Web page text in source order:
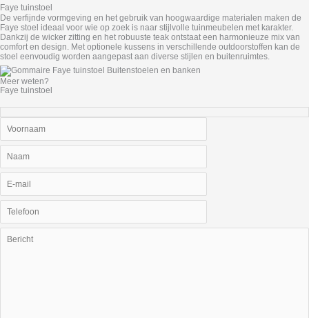
Faye tuinstoel
De verfijnde vormgeving en het gebruik van hoogwaardige materialen maken de
Faye stoel ideaal voor wie op zoek is naar stijlvolle tuinmeubelen met karakter.
Dankzij de wicker zitting en het robuuste teak ontstaat een harmonieuze mix van
comfort en design. Met optionele kussens in verschillende outdoorstoffen kan de
stoel eenvoudig worden aangepast aan diverse stijlen en buitenruimtes.
Meer weten?
Faye tuinstoel